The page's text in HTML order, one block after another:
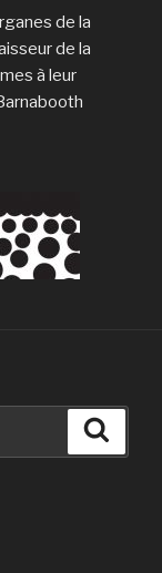
de la
de la
à leur